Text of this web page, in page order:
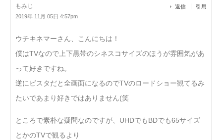
もみじ
2019年 11月 05日 4:57pm
返信 引用
ウチキネマーさん、こんにちは！
僕はTVなので上下黒帯のシネスコサイズのほうが雰囲気があ
って好きですね。
逆にビスタだと全画面になるのでTVのロードショー観てるみ
たいであまり好きではありません(笑
ところで素朴な疑問なのですが、UHDでもBDでも65サイズ
とかのTVで観るより